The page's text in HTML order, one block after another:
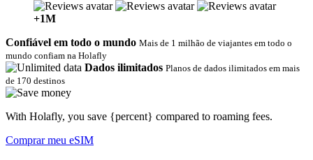
+1M
Confiável em todo o mundo Mais de 1 milhão de viajantes em todo o
mundo confiam na Holafly
Dados ilimitados Planos de dados ilimitados em mais
de 170 destinos‎
With Holafly, you save {percent} compared to roaming fees.
Comprar meu eSIM